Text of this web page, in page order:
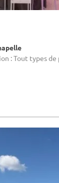
: Tout types